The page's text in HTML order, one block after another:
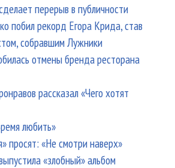
перерыв в публичности
побил рекорд Егора Крида, став
собравшим Лужники
отмены бренда ресторана
рассказал «Чего хотят
любить»
просят: «Не смотри наверх»
«злобный» альбом